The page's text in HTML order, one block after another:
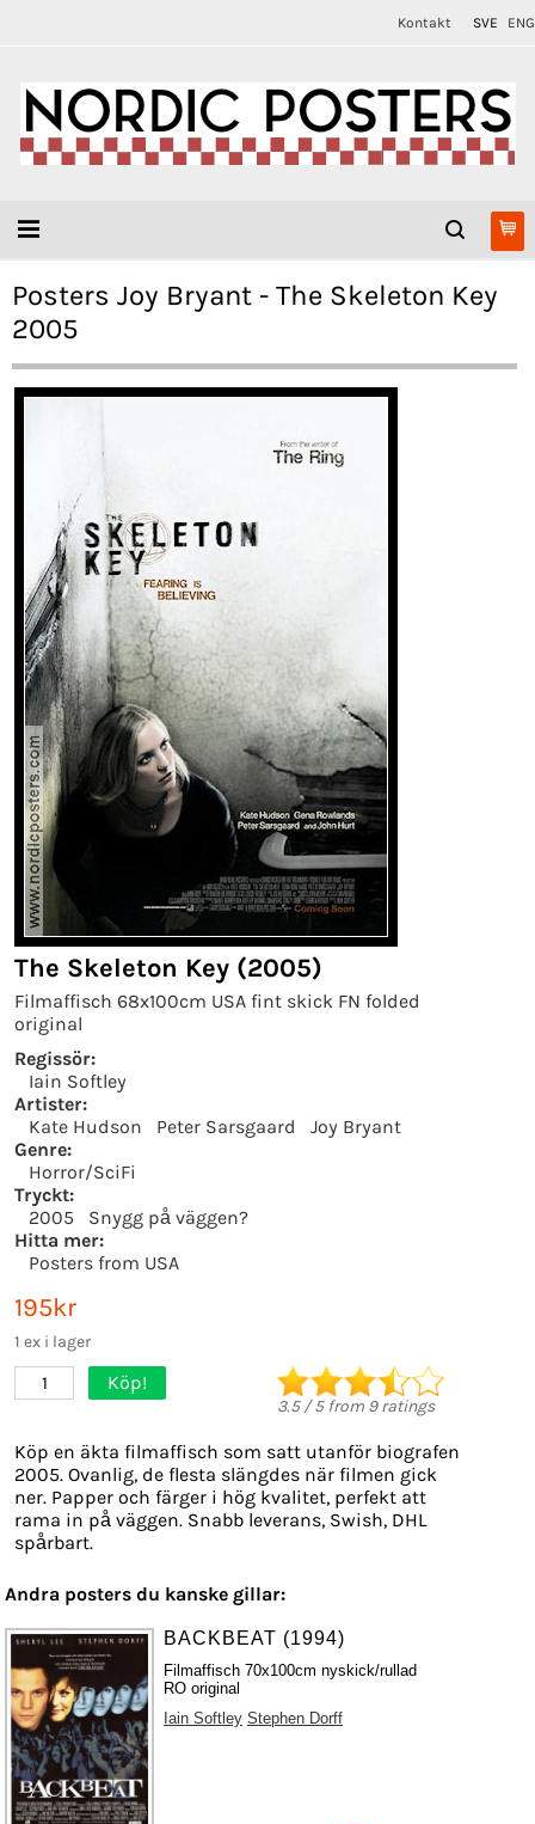
Kontakt SVE ENG
Posters Joy Bryant - The Skeleton Key
2005
The Skeleton Key (2005)
Filmaffisch 68x100cm USA fint skick FN folded
original
Regissör:
Iain Softley
Artister:
Kate Hudson
Peter Sarsgaard
Joy Bryant
Genre:
Horror/SciFi
Tryckt:
2005
Snygg på väggen?
Hitta mer:
Posters from USA
195kr
1 ex i lager
1 Köp!
3.5/5from 9ratings
Köp en äkta filmaffisch som satt utanför biografen
2005. Ovanlig, de flesta slängdes när filmen gick
ner. Papper och färger i hög kvalitet, perfekt att
rama in på väggen. Snabb leverans, Swish, DHL
spårbart.
Andra posters du kanske gillar:
BACKBEAT (1994)
Filmaffisch 70x100cm nyskick/rullad
RO original
Iain Softley Stephen Dorff